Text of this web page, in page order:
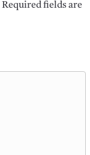
Required fields are